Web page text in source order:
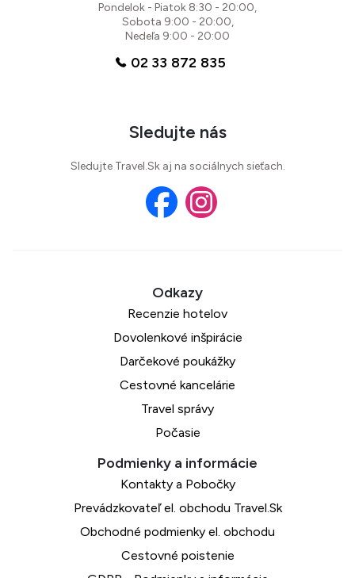
Pondelok - Piatok 8:30 - 20:00,
Sobota 9:00 - 20:00,
Nedeľa 9:00 - 20:00
02 33 872 835
Sledujte nás
Sledujte Travel.Sk aj na sociálnych sieťach.
Recenzie hotelov
Dovolenkové inšpirácie
Darčekové poukážky
Cestovné kancelárie
Travel správy
Počasie
Kontakty a Pobočky
Prevádzkovateľ el. obchodu Travel.Sk
Obchodné podmienky el. obchodu
Cestovné poistenie